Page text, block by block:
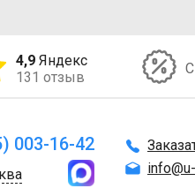
4,9 Яндекс
131 отзыв
003-16-42